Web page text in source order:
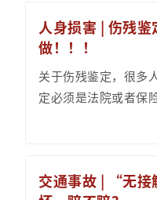
人身损害 | 伤残
做！！！
关于伤残鉴定，很多
定必须是法院或者保
鉴定报告，一律不
交通事故 | “无